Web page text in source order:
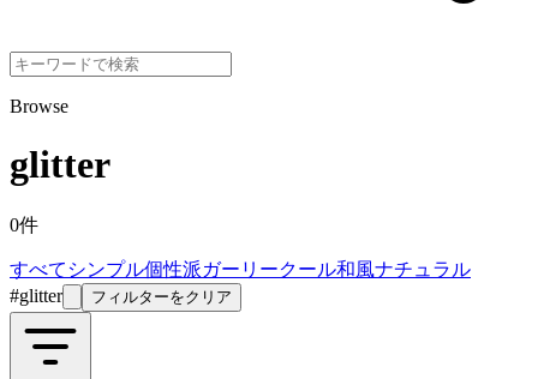
Browse
glitter
0件
すべて シンプル個性派ガーリークール和風ナチュラル
#glitter フィルターをクリア